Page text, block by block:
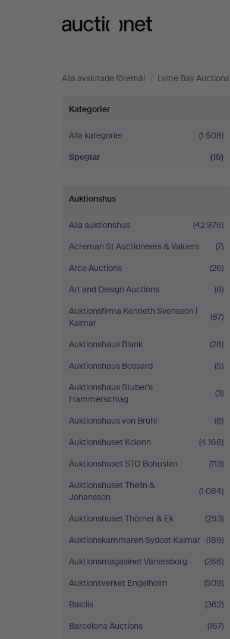
Alla avslutade föremål / Lyme Bay Auctions
Speglar
på
Lyme
Bay
Auctions
Kategorier
Alla kategorier
(1 508)
Speglar
(15)
Auktionshus
Alla auktionshus
(42 976)
Acreman St Auctioneers & Valuers
(7)
Arce Auctions
(26)
Art and Design Auctions
(8)
Auktionsfirma Kenneth Svensson i
Kalmar
(87)
Auktionshaus Blank
(28)
Auktionshaus Bossard
(5)
Auktionshaus Stuber's
Hammerschlag
(3)
Auktionshaus von Brühl
(6)
Auktionshuset Kolonn
(4 168)
Auktionshuset STO Bohuslän
(113)
Auktionshuset Thelin &
Johansson
(1 084)
Auktionshuset Thörner & Ek
(293)
Auktionskammaren Sydost Kalmar (189)
Auktionsmagasinet Vänersborg
(266)
Auktionsverket Engelholm
(509)
Balclis
(362)
Barcelona Auctions
(167)